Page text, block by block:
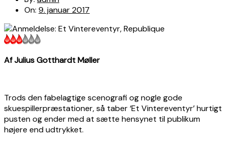
On: 9. januar 2017
Af Julius Gotthardt Møller
Trods den fabelagtige scenografi og nogle gode
skuespillerpræstationer, så taber ‘Et Vintereventyr’ hurtigt
pusten og ender med at sætte hensynet til publikum
højere end udtrykket.